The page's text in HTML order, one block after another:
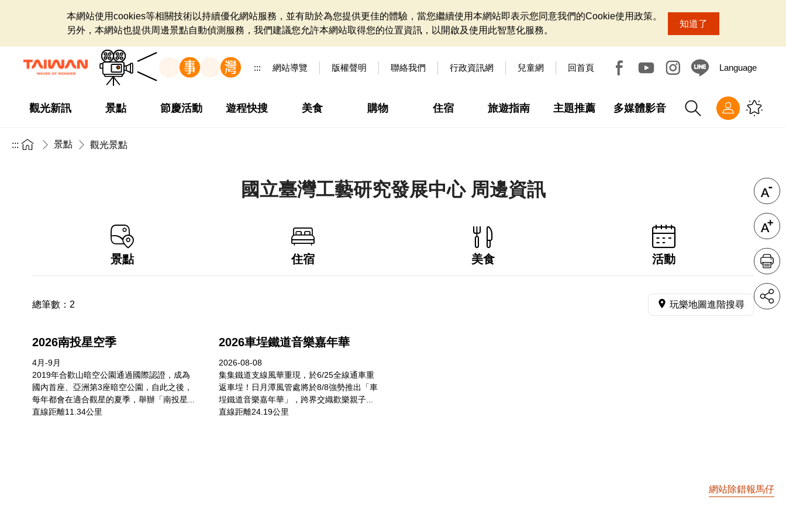
本網站使用cookies等相關技術以持續優化網站服務，並有助於為您提供更佳的體驗，當您繼續使用本網站即表示您同意我們的Cookie使用政策。
另外，本網站也提供周邊景點自動偵測服務，我們建議您允許本網站取得您的位置資訊，以開啟及使用此智慧化服務。
知道了
::: 網站導覽 版權聲明 聯絡我們 行政資訊網 兒童網 回首頁 Language
觀光新訊 景點 節慶活動 遊程快搜 美食 購物 住宿 旅遊指南 主題推薦 多媒體影音
::: 景點 觀光景點
國立臺灣工藝研究發展中心 周邊資訊
景點 住宿 美食 活動
總筆數： 2 玩樂地圖進階搜尋
2026南投星空季
4月-9月
2019年合歡山暗空公園通過國際認證，成為
國內首座、亞洲第3座暗空公園，自此之後，
每年都會在適合觀星的夏季，舉辦「南投星...
直線距離11.34公里
2026車埕鐵道音樂嘉年華
2026-08-08
集集鐵道支線風華重現，於6/25全線通車重
返車埕！日月潭風管處將於8/8強勢推出「車
埕鐵道音樂嘉年華」，跨界交織歡樂親子...
直線距離24.19公里
網站除錯報馬仔